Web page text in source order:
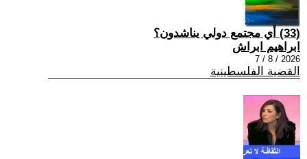
(33) أي مجتمع دولي يناشدون؟
ابراهيم ابراش
2026 / 8 / 7
القضية الفلسطينية